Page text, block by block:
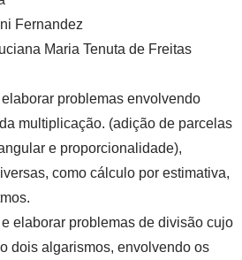
Fernandez
Maria Tenuta de Freitas
problemas envolvendo
multiplicação. (adição de parcelas
e proporcionalidade),
como cálculo por estimativa,
elaborar problemas de divisão cujo
dois algarismos, envolvendo os